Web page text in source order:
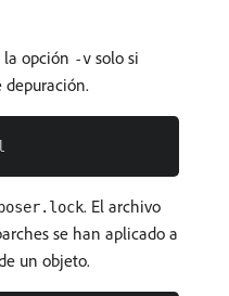
opción -v solo si
. El archivo
se han aplicado a
un objeto.